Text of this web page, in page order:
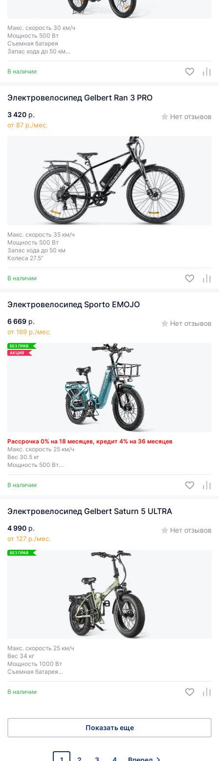
Макс. скорость 30 км/ч
Мощность 500 Вт
Съемная батарея
Запас хода до 50 км
Колеса 24″
В наличии
Электровелосипед Gelbert Ran 3 PRO
3 420 р.
от 87 р./мес.
Нет отзывов
Макс. скорость 35 км/ч
Мощность 500 Вт
Запас хода до 50 км
Колеса 27.5″
В наличии
Электровелосипед Sporto EMOJO
6 669 р.
от 169 р./мес.
Нет отзывов
БЕЗ ПРАВ
АКЦИЯ
Рассрочка 0% на 18 месяцев, кредит 4% на 36 месяцев
Макс. скорость 25 км/ч
Вес 30.5 кг
Мощность 500 Вт
Съемная батарея
В наличии
Электровелосипед Gelbert Saturn 5 ULTRA
4 990 р.
от 127 р./мес.
Нет отзывов
БЕЗ ПРАВ
Макс. скорость 25 км/ч
Вес 34 кг
Мощность 1000 Вт
Съемная батарея
Запас хода до 50 км
В наличии
Показать еще